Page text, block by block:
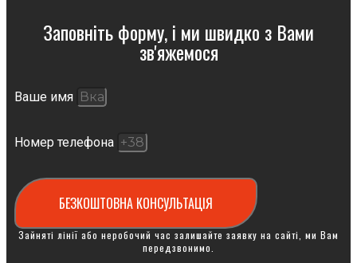
Заповніть форму, і ми швидко з Вами
зв'яжемося
Ваше имя
Номер телефона
БЕЗКОШТОВНА КОНСУЛЬТАЦІЯ
Зайняті лінії або неробочий час залишайте заявку на сайті, ми Вам
передзвонимо.